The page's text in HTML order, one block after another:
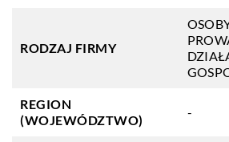
RODZAJ FIRMY
REGION
(WOJEWÓDZTWO)
-